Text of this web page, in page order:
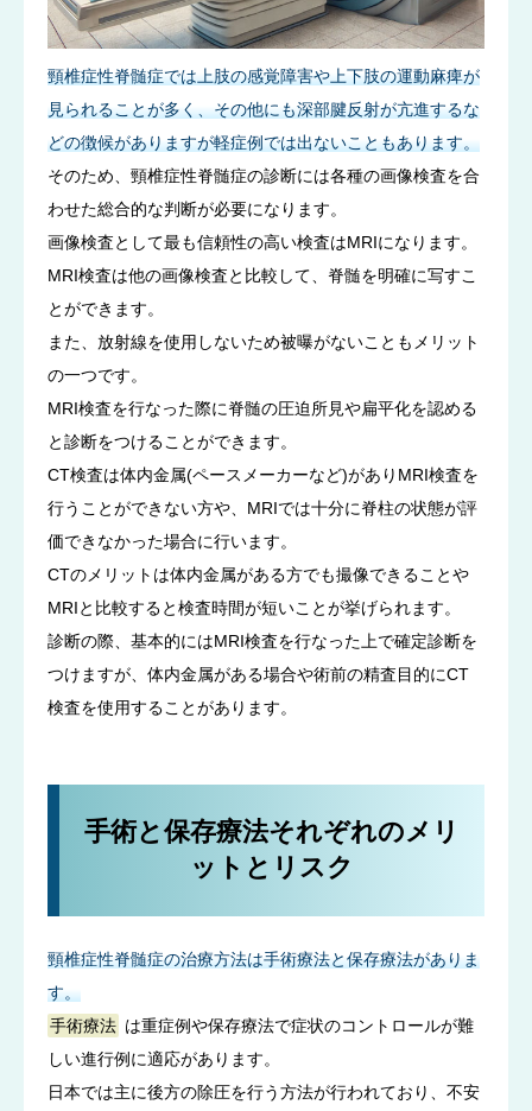
頸椎症性脊髄症では上肢の感覚障害や上下肢の運動麻痺が
見られることが多く、その他にも深部腱反射が亢進するな
どの徴候がありますが軽症例では出ないこともあります。
そのため、頸椎症性脊髄症の診断には各種の画像検査を合
わせた総合的な判断が必要になります。
画像検査として最も信頼性の高い検査はMRIになります。
MRI検査は他の画像検査と比較して、脊髄を明確に写すこ
とができます。
また、放射線を使用しないため被曝がないこともメリット
の一つです。
MRI検査を行なった際に脊髄の圧迫所見や扁平化を認める
と診断をつけることができます。
CT検査は体内金属(ペースメーカーなど)がありMRI検査を
行うことができない方や、MRIでは十分に脊柱の状態が評
価できなかった場合に行います。
CTのメリットは体内金属がある方でも撮像できることや
MRIと比較すると検査時間が短いことが挙げられます。
診断の際、基本的にはMRI検査を行なった上で確定診断を
つけますが、体内金属がある場合や術前の精査目的にCT
検査を使用することがあります。
手術と保存療法それぞれのメリ
ットとリスク
頸椎症性脊髄症の治療方法は手術療法と保存療法がありま
す。
手術療法 は重症例や保存療法で症状のコントロールが難
しい進行例に適応があります。
日本では主に後方の除圧を行う方法が行われており、不安